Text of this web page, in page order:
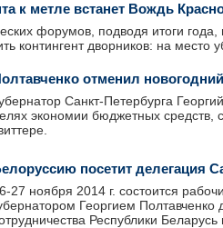
к метле встанет Вождь
форумов, подводя итоги
контингент дворников: на место
отменил
Санкт-Петербурга
экономии бюджетных средств,
посетит делегация
27 ноября 2014 г. состоится
Георгием
Республики Беларусь